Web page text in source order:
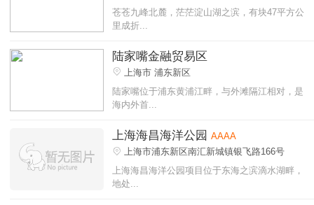
苍苍九峰北麓，茫茫淀山湖之滨，有块47平方公
里成折...
陆家嘴金融贸易区
上海市 浦东新区
陆家嘴位于浦东黄浦江畔，与外滩隔江相对，是
海内外首...
上海海昌海洋公园 AAAA
上海市浦东新区南汇新城镇银飞路166号
上海海昌海洋公园项目位于东海之滨滴水湖畔，
地处...